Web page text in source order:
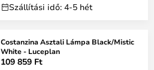
Szállítási idő: 4-5 hét
Costanzina Asztali Lámpa Black/Mistic
White - Luceplan
109 859 Ft